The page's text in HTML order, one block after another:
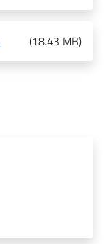
(18.43 MB)